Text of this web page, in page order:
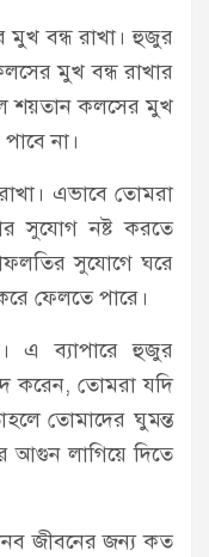
মুখ বন্ধ রাখা। হুজুর
মুখ বন্ধ রাখার
শয়তান কলসের মুখ
না।
এভাবে তােমরা
সুযােগ নষ্ট করতে
সুযােগে ঘরে
ফেলতে পারে।
এ ব্যাপারে হুজুর
করেন, তােমরা যদি
তােমাদের ঘুমন্ত
আগুন লাগিয়ে দিতে
জীবনের জন্য কত